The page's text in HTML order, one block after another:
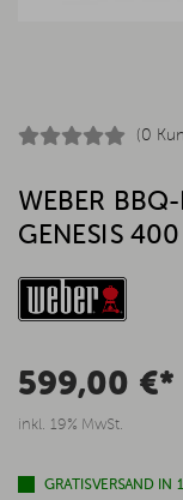
(0
WEBER
GENESIS 400
599,00 €*
inkl. 19% MwSt.
GRATISVERSAND IN